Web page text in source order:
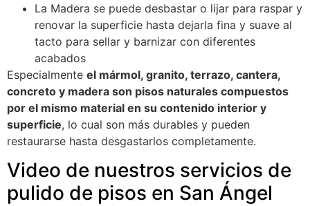
La Madera se puede desbastar o lijar para raspar y
renovar la superficie hasta dejarla fina y suave al
tacto para sellar y barnizar con diferentes
acabados
Especialmente el mármol, granito, terrazo, cantera,
concreto y madera son pisos naturales compuestos
por el mismo material en su contenido interior y
superficie, lo cual son más durables y pueden
restaurarse hasta desgastarlos completamente.
Video de nuestros servicios de
pulido de pisos en San Ángel